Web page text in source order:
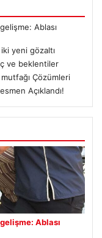
Ablası
yeni gözaltı
ve beklentiler
Çözümleri
Açıklandı!
Ablası